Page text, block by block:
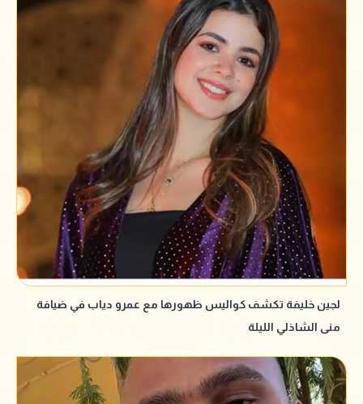
لجين خليفة تكشف كواليس ظهورها مع عمرو دياب في ضيافة
منى الشاذلي الليلة